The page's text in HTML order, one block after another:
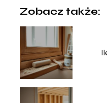
Zobacz także: